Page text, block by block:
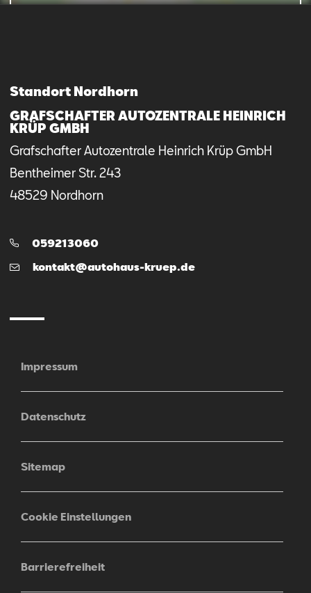
Standort Nordhorn
GRAFSCHAFTER AUTOZENTRALE HEINRICH
KRÜP GMBH
Grafschafter Autozentrale Heinrich Krüp GmbH
Bentheimer Str.243
48529 Nordhorn
Telefon:
059213060
E-
kontakt@autohaus-kruep.de
Impressum
Datenschutz
Sitemap
Cookie Einstellungen
Barrierefreiheit